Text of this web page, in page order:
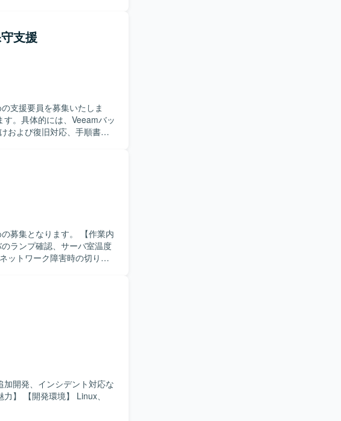
テムに関する作業をお願
処理の運用保守に主体的
ョンの魅
、スマホアプリ領域におけ
客折衝やベンダーコント
。iOS関連ツールやGitHub、
支援
支援要員を募集いたしま
および復旧対応、手順書の
切り分けができ、関係者
いたします。 【ポジ
ーバー、ネットワーク、ス
ができます。手順書作成
ていただけます。 【開
V等の仮想環境を中心と
なります。 【作業内
ランプ確認、サーバ室温度
ットワーク障害時の切り分
器洗浄、台帳管理、資産管
末のセットアップを行いま
システムのマスタ追加・削
部門システムの定期マス
ザーから抽出条件をヒアリ
理部の業務補助を行いま
作業を行い、障害発生時に
魅力】
部門システム、DWHなど
用者に近い立場で業務を